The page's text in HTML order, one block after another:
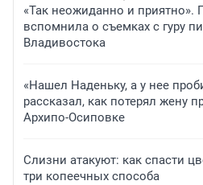
«Так неожиданно и приятно».
вспомнила о съемках с гуру
Владивостока
«Нашел Наденьку, а у нее
рассказал, как потерял жену
Архипо-Осиповке
Слизни атакуют: как спасти
три копеечных способа